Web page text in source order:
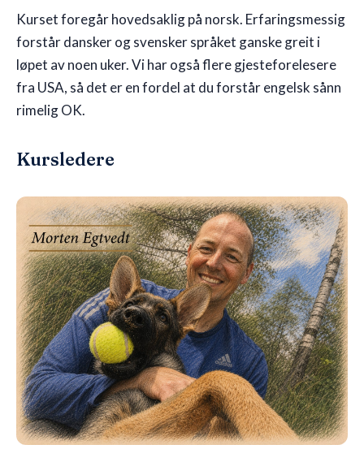
Kurset foregår hovedsaklig på norsk. Erfaringsmessig
forstår dansker og svensker språket ganske greit i
løpet av noen uker. Vi har også flere gjesteforelesere
fra USA, så det er en fordel at du forstår engelsk sånn
rimelig OK.
Kursledere